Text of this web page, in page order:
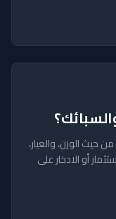
حيث الوزن، والعيار،
أو الادخار على